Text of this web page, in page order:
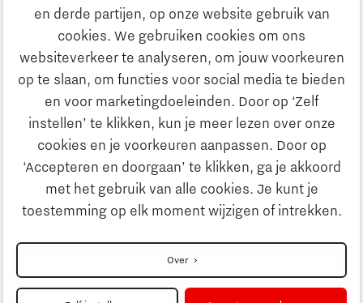
en derde partijen, op onze website gebruik van
cookies. We gebruiken cookies om ons
websiteverkeer te analyseren, om jouw voorkeuren
op te slaan, om functies voor social media te bieden
en voor marketingdoeleinden. Door op ‘Zelf
instellen’ te klikken, kun je meer lezen over onze
cookies en je voorkeuren aanpassen. Door op
‘Accepteren en doorgaan’ te klikken, ga je akkoord
met het gebruik van alle cookies. Je kunt je
toestemming op elk moment wijzigen of intrekken.
Over
Innovatie
Ondernemen
Onderwijs
Strategie & Organisatie
Maatschappelijk
Strategie & Organisatie
Zoeken
Contact
Naar internationale website
Privacyverklaring